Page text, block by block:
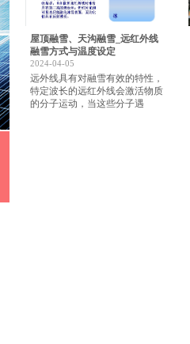
屋顶融雪、天沟融雪_远红外线
融雪方式与温度设定
2024-04-05
远外线具有对融雪有效的特性，
特定波长的远红外线会激活物质
的分子运动，当这些分子遇